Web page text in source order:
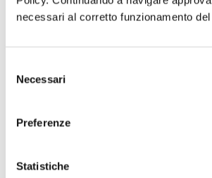
necessari al corretto funzionamento
delNecessari
Preferenze
Statistiche
Visita guidata
DUOMO E
Domenica 13